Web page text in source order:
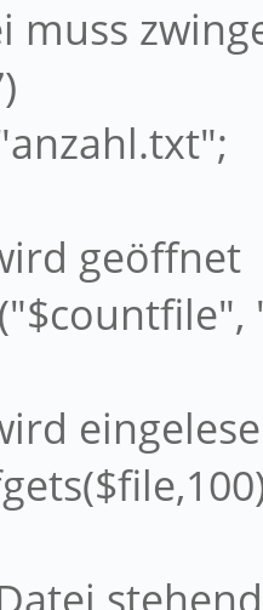
muss
geöffnet